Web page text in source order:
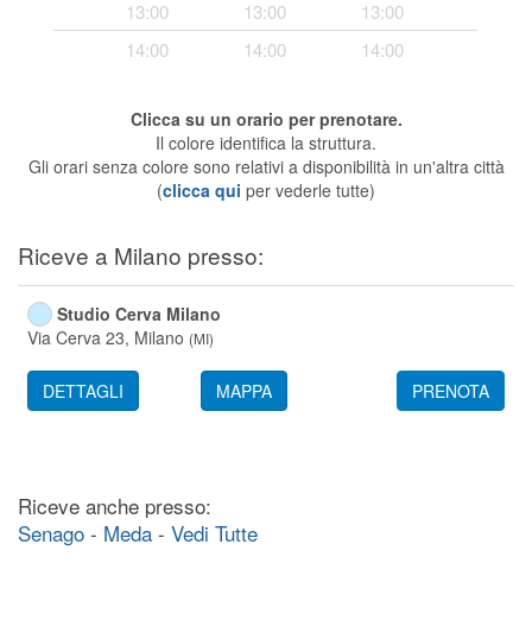
Planner e rubrica in cloud
Segreteria virtuale
Teleconsulto
13:00
13:00
13:00
14:00
14:00 14:00
Clicca su un orario per prenotare.
Il colore identifica la struttura.
Gli orari senza colore sono relativi a disponibilità in un'altra città
(clicca qui per vederle tutte)
Riceve a Milano presso:
Studio Cerva Milano
Via Cerva 23, Milano (MI)
DETTAGLI MAPPA PRENOTA
Riceve anche presso:
Senago - Meda - Vedi Tutte